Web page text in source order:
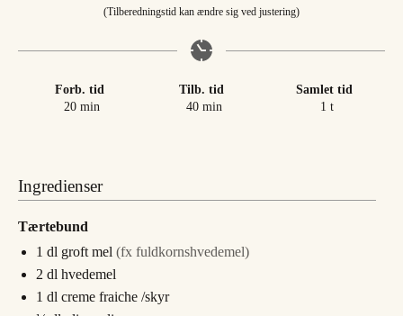
(Tilberedningstid kan ændre sig ved justering)
Forb. tid
20minutter
min
Tilb. tid
40minutter
min
Samlet tid
1 time
t
Ingredienser
Tærtebund
1 dl groft mel (fx fuldkornshvedemel)
2 dl hvedemel
1 dl creme fraiche /skyr